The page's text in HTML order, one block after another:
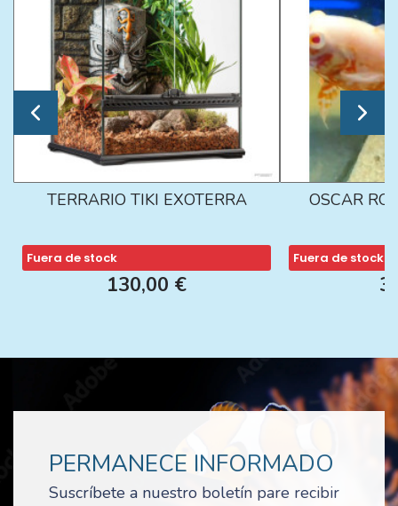
TERRARIO TIKI EXOTERRA
Fuera de stock
130,00 €
OSCAR
Fuera de stock
PERMANECE INFORMADO
Suscríbete a nuestro boletín pare recibir